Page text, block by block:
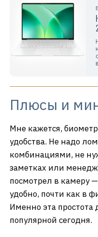
Плюсы и
Мне кажется,
удобства. Не надо
комбинациями, не
заметках или
посмотрел в камеру
удобно, почти как в
Именно эта
популярной сегодня.